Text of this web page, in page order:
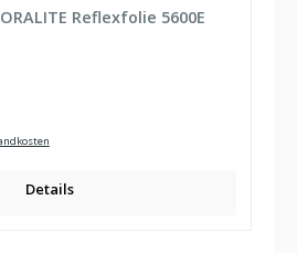
Reflexfolie 5600E
Details